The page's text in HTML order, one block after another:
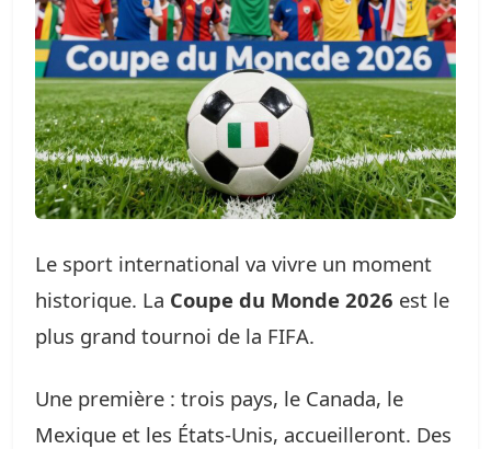
Le sport international va vivre un moment
historique. La Coupe du Monde 2026 est le
plus grand tournoi de la FIFA.
Une première : trois pays, le Canada, le
Mexique et les États-Unis, accueilleront. Des